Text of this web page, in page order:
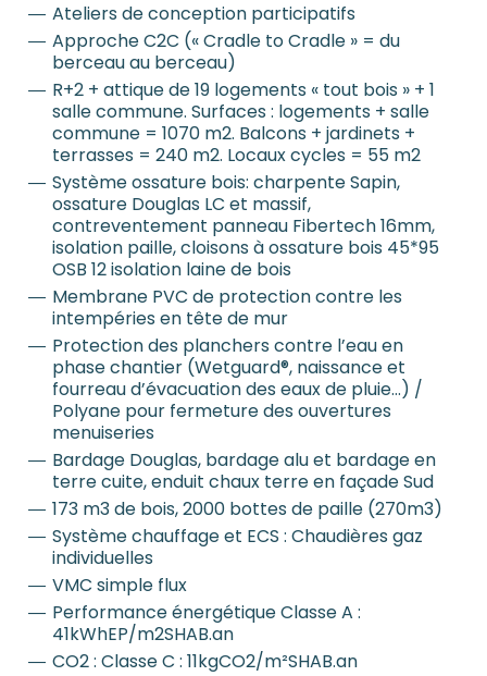
Ateliers de conception participatifs
Approche C2C (« Cradle to Cradle » = du
berceau au berceau)
R+2 + attique de 19 logements « tout bois » + 1
salle commune. Surfaces : logements + salle
commune = 1070 m2. Balcons + jardinets +
terrasses = 240 m2. Locaux cycles = 55 m2
Système ossature bois: charpente Sapin,
ossature Douglas LC et massif,
contreventement panneau Fibertech 16mm,
isolation paille, cloisons à ossature bois 45*95
OSB 12 isolation laine de bois
Membrane PVC de protection contre les
intempéries en tête de mur
Protection des planchers contre l’eau en
phase chantier (Wetguard®, naissance et
fourreau d’évacuation des eaux de pluie…) /
Polyane pour fermeture des ouvertures
menuiseries
Bardage Douglas, bardage alu et bardage en
terre cuite, enduit chaux terre en façade Sud
173 m3 de bois, 2000 bottes de paille (270m3)
Système chauffage et ECS : Chaudières gaz
individuelles
VMC simple flux
Performance énergétique Classe A :
41kWhEP/m2SHAB.an
CO2 : Classe C : 11kgCO2/m²SHAB.an